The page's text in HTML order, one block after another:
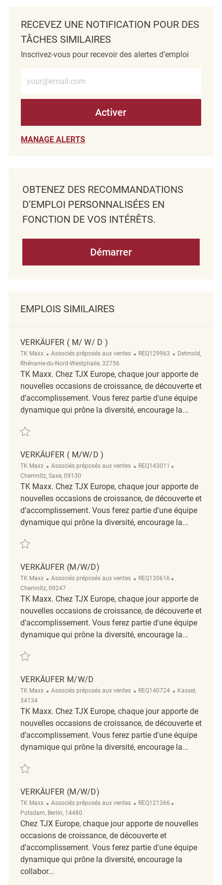
RECEVEZ UNE NOTIFICATION POUR DES
TÂCHES SIMILAIRES
Inscrivez-vous pour recevoir des alertes d’emploi
Activer
MANAGE ALERTS
OBTENEZ DES RECOMMANDATIONS
D’EMPLOI PERSONNALISÉES EN
FONCTION DE VOS INTÉRÊTS.
Démarrer
EMPLOIS SIMILAIRES
VERKÄUFER ( M/ W/ D )
TK Maxx Catégorie
Associés préposés aux ventes ReqId
REQ129963 Emplacement
Detmold,
Rhénanie-du-Nord-Westphalie, 32756
TK Maxx. Chez TJX Europe, chaque jour apporte de
nouvelles occasions de croissance, de découverte et
d’accomplissement. Vous ferez partie d'une équipe
dynamique qui prône la diversité, encourage la...
Sauvegarder Verkäufer ( m/ w/ d ) REQ129963
VERKÄUFER ( M/W/D )
TK Maxx Catégorie
Associés préposés aux ventes ReqId
REQ143011
Chemnitz, Saxe, 09130
TK Maxx. Chez TJX Europe, chaque jour apporte de
nouvelles occasions de croissance, de découverte et
d’accomplissement. Vous ferez partie d'une équipe
dynamique qui prône la diversité, encourage la...
Sauvegarder Verkäufer ( m/w/d ) REQ143011
VERKÄUFER (M/W/D)
TK Maxx Catégorie
Associés préposés aux ventes ReqId
REQ130616
Chemnitz, 09247
TK Maxx. Chez TJX Europe, chaque jour apporte de
nouvelles occasions de croissance, de découverte et
d’accomplissement. Vous ferez partie d'une équipe
dynamique qui prône la diversité, encourage la...
Sauvegarder Verkäufer (m/w/d) REQ130616
VERKÄUFER M/W/D
TK Maxx Catégorie
Associés préposés aux ventes ReqId
REQ140724 Emplacement
Kassel,
34134
TK Maxx. Chez TJX Europe, chaque jour apporte de
nouvelles occasions de croissance, de découverte et
d’accomplissement. Vous ferez partie d'une équipe
dynamique qui prône la diversité, encourage la...
Sauvegarder Verkäufer m/w/d REQ140724
VERKÄUFER (M/W/D)
TK Maxx Catégorie
Associés préposés aux ventes ReqId
REQ121366
Potsdam, Berlin, 14480
Chez TJX Europe, chaque jour apporte de nouvelles
occasions de croissance, de découverte et
d’accomplissement. Vous ferez partie d'une équipe
dynamique qui prône la diversité, encourage la
collabor...